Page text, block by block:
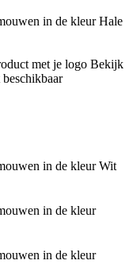
met je logo Bekijk